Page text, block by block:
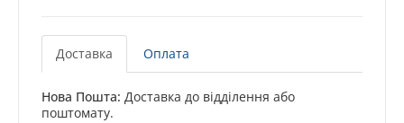
Доставка Оплата
Нова Пошта: Доставка до відділення або
поштомату.